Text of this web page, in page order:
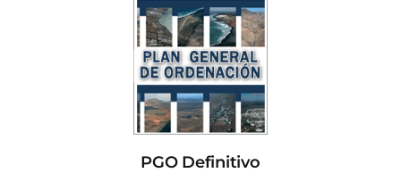
PGO Definitivo